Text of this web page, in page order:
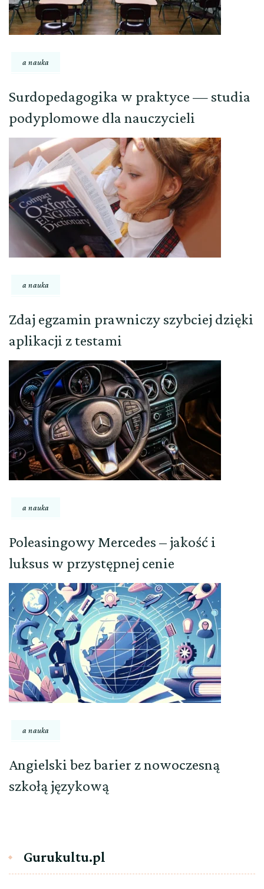
a nauka
Surdopedagogika w praktyce — studia
podyplomowe dla nauczycieli
a nauka
Zdaj egzamin prawniczy szybciej dzięki
aplikacji z testami
a nauka
Poleasingowy Mercedes – jakość i
luksus w przystępnej cenie
a nauka
Angielski bez barier z nowoczesną
szkołą językową
Gurukultu.pl